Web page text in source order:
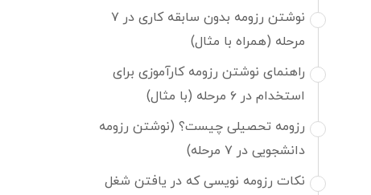
نوشتن رزومه بدون سابقه کاری در ۷
مرحله (همراه با مثال)
راهنمای نوشتن رزومه کارآموزی برای
استخدام در ۶ مرحله (با مثال)
رزومه تحصیلی چیست؟ (نوشتن رزومه
دانشجویی در ۷ مرحله)
نکات رزومه نویسی که در یافتن شغل